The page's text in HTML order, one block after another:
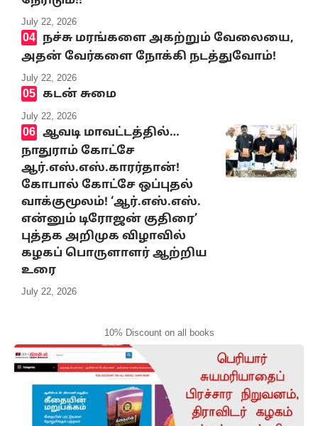
July 22, 2026
நச்சு மரங்களை அகற்றும் வேலையை,
அதன் வேர்களை நோக்கி நடத்துவோம்!
July 22, 2026
கடன் சுமை
July 22, 2026
ஆவடி மாவட்டத்தில்…
நாதுராம் கோட்சே
ஆர்.எஸ்.எஸ்.காரர்தான்!
கோபால் கோட்சே ஒப்புதல்
வாக்குமூலம்! ‘ஆர்.எஸ்.எஸ்.
என்னும் டிரோஜன் குதிரை’
புத்தக அறிமுக விழாவில்
கழகப் பொருளாளர் ஆற்றிய
உரை
July 22, 2026
10% Discount on all books